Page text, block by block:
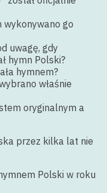
wykonywano go
uwagę, gdy
hymn Polski?
hymnem?
właśnie
oryginalnym a
przez kilka lat nie
Polski w roku